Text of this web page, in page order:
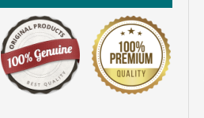
THT21386